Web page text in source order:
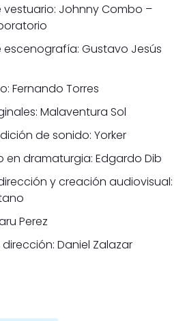
vestuario: Johnny Combo –
escenografía: Gustavo Jesús
Fernando Torres
Malaventura Sol
de sonido: Yorker
en dramaturgia: Edgardo Dib
y creación audiovisual:
Perez
Daniel Zalazar